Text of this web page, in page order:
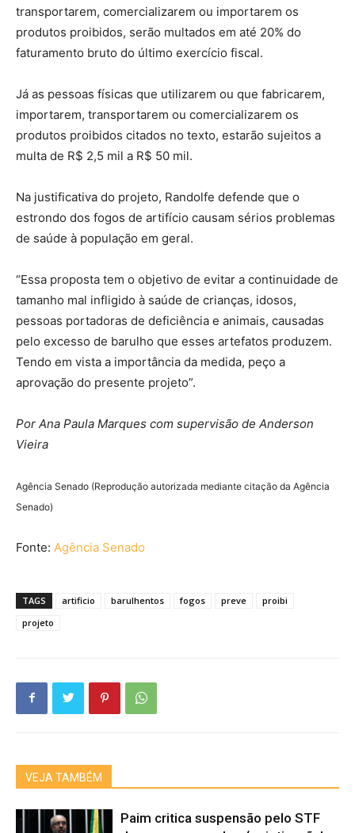
transportarem, comercializarem ou importarem os
produtos proibidos, serão multados em até 20% do
faturamento bruto do último exercício fiscal.
Já as pessoas físicas que utilizarem ou que fabricarem,
importarem, transportarem ou comercializarem os
produtos proibidos citados no texto, estarão sujeitos a
multa de R$ 2,5 mil a R$ 50 mil.
Na justificativa do projeto, Randolfe defende que o
estrondo dos fogos de artifício causam sérios problemas
de saúde à população em geral.
“Essa proposta tem o objetivo de evitar a continuidade de
tamanho mal infligido à saúde de crianças, idosos,
pessoas portadoras de deficiência e animais, causadas
pelo excesso de barulho que esses artefatos produzem.
Tendo em vista a importância da medida, peço a
aprovação do presente projeto”.
Por Ana Paula Marques com supervisão de Anderson
Vieira
Agência Senado (Reprodução autorizada mediante citação da Agência
Senado)
Fonte: Agência Senado
TAGS artificio barulhentos fogos preve
proibi
projeto
VEJA TAMBÉM
Paim critica suspensão pelo STF